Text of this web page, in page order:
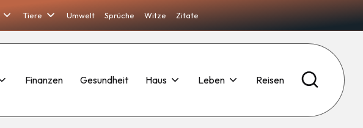
Tiere Umwelt Sprüche Witze Zitate
Finanzen Gesundheit Haus Leben Reisen